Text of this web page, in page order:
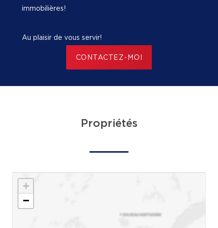
immobilières!
Au plaisir de vous servir!
CONTACTEZ-MOI
Propriétés
+
−